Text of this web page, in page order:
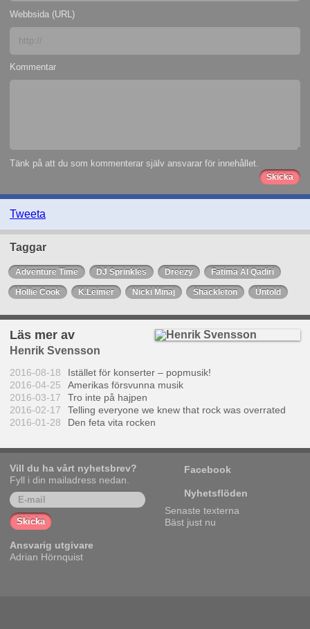
Webbsida (URL)
Kommentar
Tänk på att du som kommenterar själv ansvarar för innehållet.
Tweeta
Taggar
Adventure Time DJ Sprinkles Dreezy Fatima Al Qadiri
Hollie Cook K.Leimer Nicki Minaj Shackleton Untold
Läs mer av
Henrik Svensson
2016-08-18
Istället för konserter – popmusik!
2016-04-25
Amerikas försvunna musik
2016-03-17
Tro inte på hajpen
2016-02-17
Telling everyone we knew that rock was overrated
2016-01-28
Den feta vita rocken
Vill du ha vårt nyhetsbrev?
Fyll i din mailadress nedan.
Ansvarig utgivare
Adrian Hörnquist
Facebook
Nyhetsflöden
Senaste texterna
Bäst just nu